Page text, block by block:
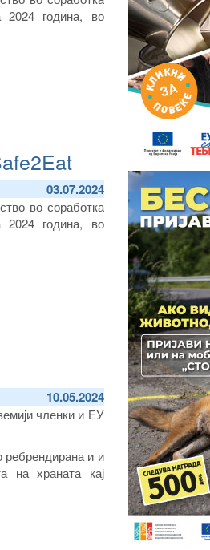
2024 година, во
03.07.2024
во соработка
2024 година, во
10.05.2024
членки и ЕУ
ребрендирана и и
на храната кај